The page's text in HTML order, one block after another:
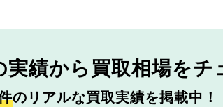
実績から 買取相場をチ
のリアルな買取実績を掲載中！